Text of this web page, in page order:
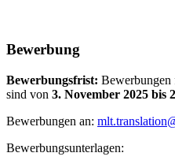
Bewerbung
Bewerbungsfrist: Bewerbungen
sind von 3. November 2025 bis
Bewerbungen an:
Bewerbungsunterlagen: